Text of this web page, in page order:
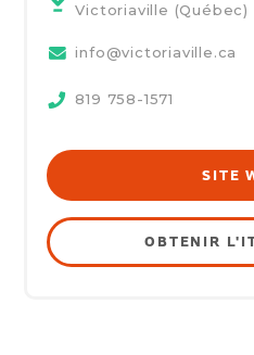
Victoriaville (Québec)
info@victoriaville.ca
819 758-1571
SITE
OBTENIR